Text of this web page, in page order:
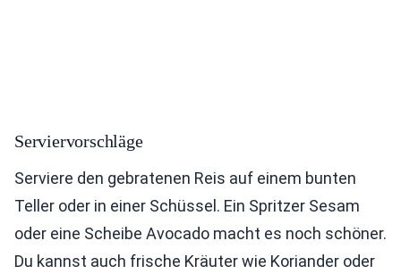
Serviervorschläge
Serviere den gebratenen Reis auf einem bunten
Teller oder in einer Schüssel. Ein Spritzer Sesam
oder eine Scheibe Avocado macht es noch schöner.
Du kannst auch frische Kräuter wie Koriander oder